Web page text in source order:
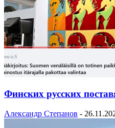
Финских русских
Александр Степанов -